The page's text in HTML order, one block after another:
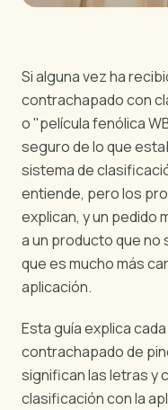
Si alguna vez ha
contrachapado con
o "película fenólica
seguro de lo que
sistema de
entiende, pero los
explican, y un pedido
a un producto que no
que es mucho más
aplicación.
Esta guía explica
contrachapado de
significan las letras y
clasificación con la